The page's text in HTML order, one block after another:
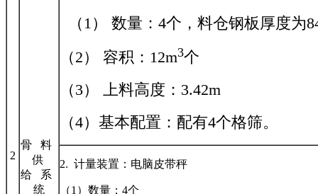
2
骨 料
供
给 系
统
（1） 数量：4个，料仓钢板厚度为
（2） 容积：12m3个
（3） 上料高度：3.42m
（4）基本配置：配有4个格筛。
2. 计量装置：电脑皮带秤
（1）数量：4个